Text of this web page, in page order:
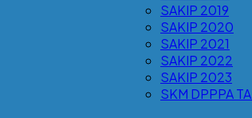
SAKIP 2019
SAKIP 2020
SAKIP 2021
SAKIP 2022
SAKIP 2023
SKM DPPPA